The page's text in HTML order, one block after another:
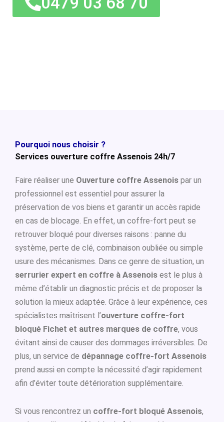
Pourquoi nous choisir ?
Services ouverture coffre Assenois 24h/7
Faire réaliser une Ouverture coffre Assenois par un
professionnel est essentiel pour assurer la
préservation de vos biens et garantir un accès rapide
en cas de blocage. En effet, un coffre-fort peut se
retrouver bloqué pour diverses raisons : panne du
système, perte de clé, combinaison oubliée ou simple
usure des mécanismes. Dans ce genre de situation, un
serrurier expert en coffre à Assenois est le plus à
même d’établir un diagnostic précis et de proposer la
solution la mieux adaptée. Grâce à leur expérience, ces
spécialistes maîtrisent l’ouverture coffre-fort
bloqué Fichet et autres marques de coffre, vous
évitant ainsi de causer des dommages irréversibles. De
plus, un service de dépannage coffre-fort Assenois
prend aussi en compte la nécessité d’agir rapidement
afin d’éviter toute détérioration supplémentaire.
Si vous rencontrez un coffre-fort bloqué Assenois,